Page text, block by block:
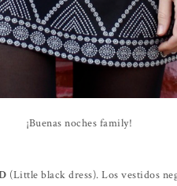
¡Buenas noches family!
(Little black dress). Los vestidos